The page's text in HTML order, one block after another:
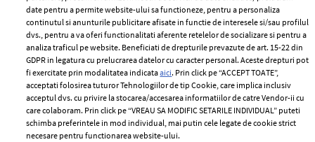
ELLE Style Awards
2024
Despre ELLE
Romania
Contact
Abonamente
Termeni si conditii
Politica de
confidențialitate
Politica de cookies
Publicitate
date pentru a permite website-ului sa functioneze, pentru a personaliza
continutul si anunturile publicitare afisate in functie de interesele si/sau profilul
dvs., pentru a va oferi functionalitati aferente retelelor de socializare si pentru a
analiza traficul pe website. Beneficiati de drepturile prevazute de art. 15-22 din
GDPR in legatura cu prelucrarea datelor cu caracter personal. Aceste drepturi pot
fi exercitate prin modalitatea indicataaici. Prin click pe “ACCEPT TOATE”,
acceptati folosirea tuturor Tehnologiilor de tip Cookie, care implica inclusiv
acceptul dvs. cu privire la stocarea/accesarea informatiilor de catre Vendor-ii cu
care colaboram. Prin click pe “VREAU SA MODIFIC SETARILE INDIVIDUAL” puteti
schimba preferintele in mod individual, mai putin cele legate de cookie strict
necesare pentru functionarea website-ului.